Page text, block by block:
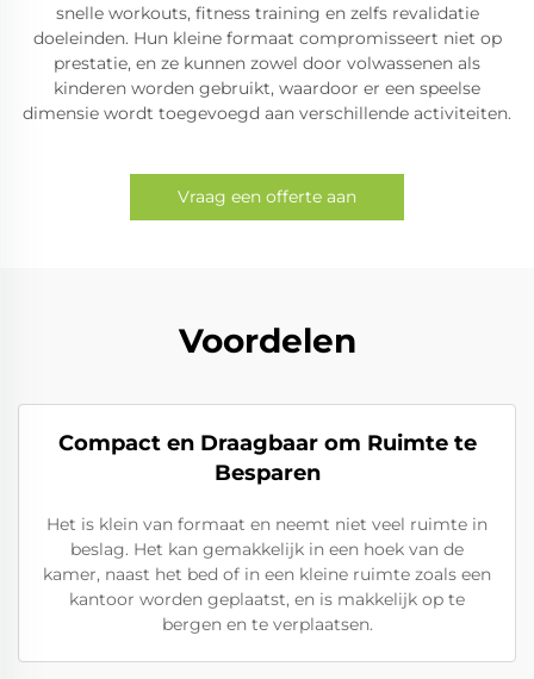
snelle workouts, fitness training en zelfs revalidatie
doeleinden. Hun kleine formaat compromisseert niet op
prestatie, en ze kunnen zowel door volwassenen als
kinderen worden gebruikt, waardoor er een speelse
dimensie wordt toegevoegd aan verschillende activiteiten.
Vraag een offerte aan
Voordelen
Compact en Draagbaar om Ruimte te
Besparen
Het is klein van formaat en neemt niet veel ruimte in
beslag. Het kan gemakkelijk in een hoek van de
kamer, naast het bed of in een kleine ruimte zoals een
kantoor worden geplaatst, en is makkelijk op te
bergen en te verplaatsen.